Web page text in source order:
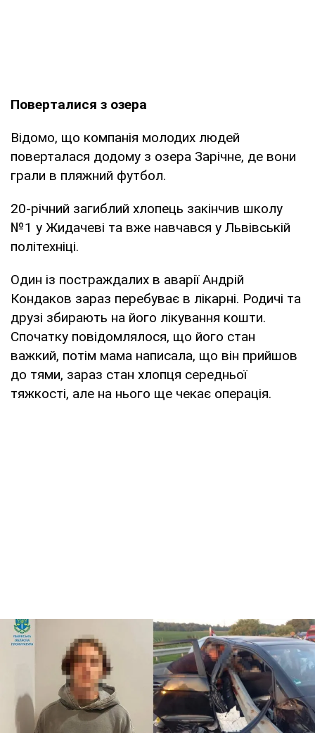
Поверталися з озера
Відомо, що компанія молодих людей
поверталася додому з озера Зарічне, де вони
грали в пляжний футбол.
20-річний загиблий хлопець закінчив школу
№1 у Жидачеві та вже навчався у Львівській
політехніці.
Один із постраждалих в аварії Андрій
Кондаков зараз перебуває в лікарні. Родичі та
друзі збирають на його лікування кошти.
Спочатку повідомлялося, що його стан
важкий, потім мама написала, що він прийшов
до тями, зараз стан хлопця середньої
тяжкості, але на нього ще чекає операція.